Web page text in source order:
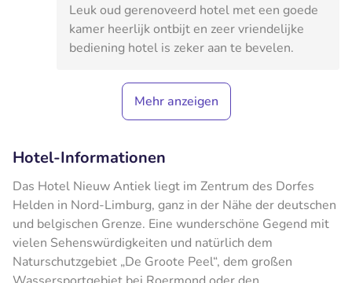
Leuk oud gerenoveerd hotel met een goede
kamer heerlijk ontbijt en zeer vriendelijke
bediening hotel is zeker aan te bevelen.
Mehr anzeigen
Hotel-Informationen
Das Hotel Nieuw Antiek liegt im Zentrum des Dorfes
Helden in Nord-Limburg, ganz in der Nähe der deutschen
und belgischen Grenze. Eine wunderschöne Gegend mit
vielen Sehenswürdigkeiten und natürlich dem
Naturschutzgebiet „De Groote Peel“, dem großen